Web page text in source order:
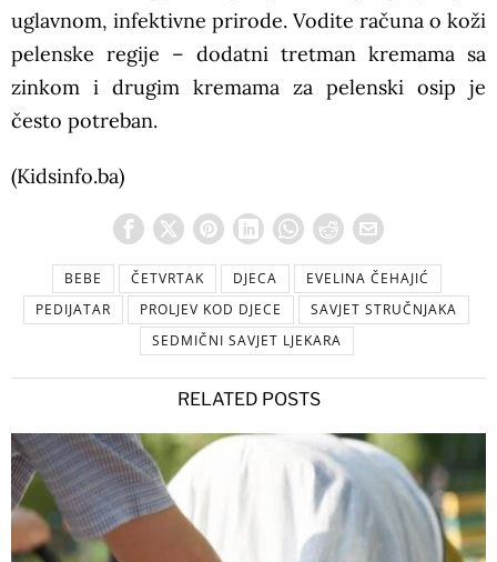
uglavnom, infektivne prirode. Vodite računa o koži
pelenske regije – dodatni tretman kremama sa
zinkom i drugim kremama za pelenski osip je
često potreban.
(Kidsinfo.ba)
BEBE ČETVRTAK DJECA
EVELINA ČEHAJIĆ
PEDIJATAR
PROLJEV KOD DJECE
SAVJET STRUČNJAKA
SEDMIČNI SAVJET LJEKARA
RELATED POSTS